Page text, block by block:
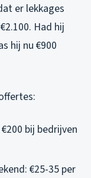
er lekkages
Had hij
hij nu €900
bij bedrijven
€25-35 per